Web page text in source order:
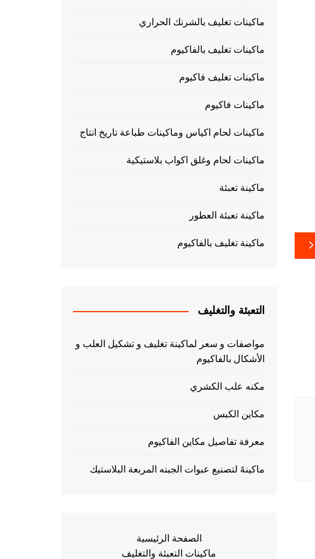
ماكينات تغليف بالشرنك الحراري
ماكينات تغليف بالفاكيوم
ماكينات تغليف فاكيوم
ماكينات فاكيوم
ماكينات لحام اكياس وماكينات طباعة تاريخ انتاج
ماكينات لحام وغلق اكواب بلاستيكية
ماكينة تعبئة
ماكينة تعبئة العطور
ماكينة تغليف بالفاكيوم
التعبئة والتغليف
مواصفات و سعر لماكينة تغليف و تشكيل العلب و
الأشكال بالفاكيوم
مكنه علب الكشري
مكاين الكبس
معرفة تفاصيل مكاين الفاكيوم
ماكينهً لتصنيع عبوات الجبنه المربعة البلاستيك
الصفحة الرئيسية
ماكينات التعبئة والتغليف